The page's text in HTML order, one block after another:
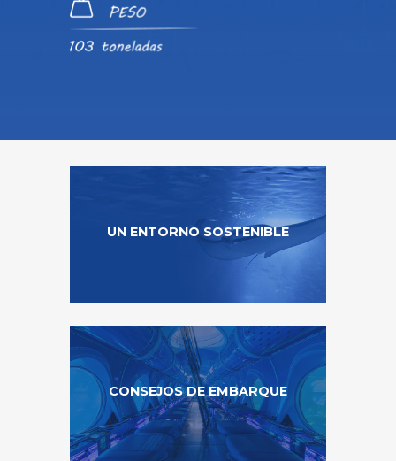
UN ENTORNO SOSTENIBLE
CONSEJOS DE EMBARQUE